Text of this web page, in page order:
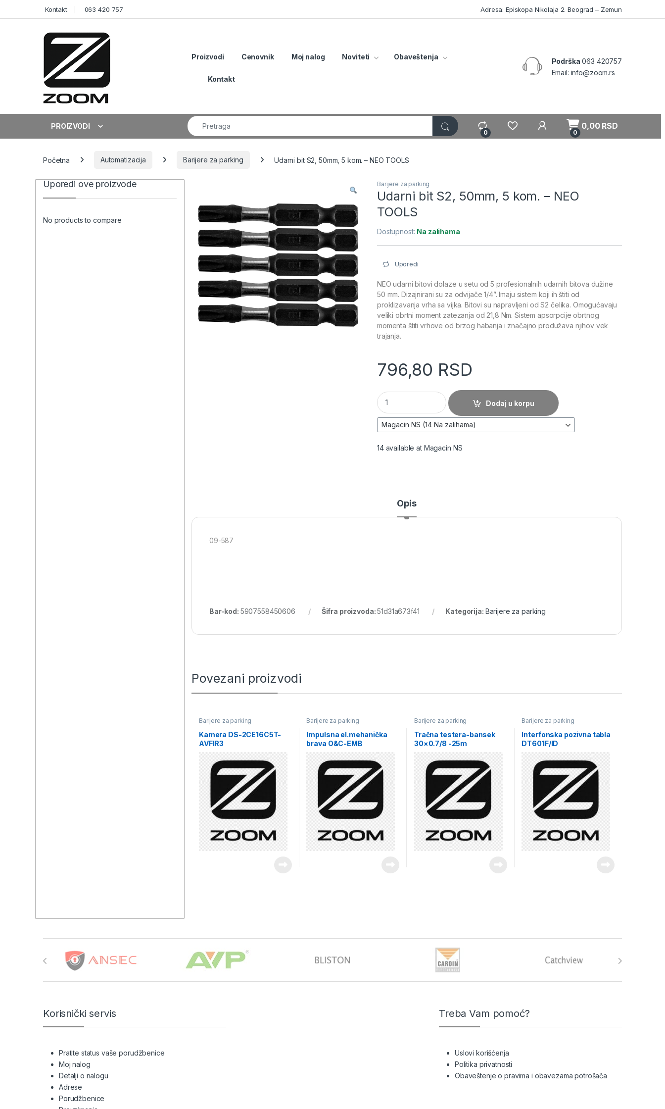
Kontakt 063 420 757 Adresa: Episkopa Nikolaja 2. Beograd – Zemun
Proizvodi Cenovnik Moj nalog Noviteti Obaveštenja
Kontakt
Podrška 063 420757
Email: info@zoom.rs
PROIZVODI
Search for:
0
My Account
0
0,00RSD
Početna Automatizacija Barijere za parking Udarni bit S2, 50mm, 5 kom. – NEO TOOLS
Barijere za parking
Udarni bit S2, 50mm, 5 kom. – NEO
TOOLS
Dostupnost: Na zalihama
Uporedi
NEO udarni bitovi dolaze u setu od 5 profesionalnih udarnih bitova dužine
50 mm. Dizajnirani su za odvijače 1/4”. Imaju sistem koji ih štiti od
proklizavanja vrha sa vijka. Bitovi su napravljeni od S2 čelika. Omogućavaju
veliki obrtni moment zatezanja od 21,8 Nm. Sistem apsorpcije obrtnog
momenta štiti vrhove od brzog habanja i značajno produžava njihov vek
trajanja.
796,80 RSD
Udarni bit S2, 50mm, 5 kom. - NEO TOOLS količina
Dodaj u korpu
14 available at Magacin NS
Opis
09-587
Bar-kod: 5907558450606 Šifra proizvoda:51d31a673f41 Kategorija: Barijere za parking
Povezani proizvodi
Barijere za parking
Kamera DS-2CE16C5T-
AVFIR3
Barijere za parking
Impulsna el.mehanička
brava O&C-EMB
Barijere za parking
Tračna testera-bansek
30×0.7/8 -25m
Barijere za parking
Interfonska pozivna tabla
DT601F/ID
Uporedi ove proizvode
No products to compare
Brands Carousel
Korisnički servis
Pratite status vaše porudžbenice
Moj nalog
Detalji o nalogu
Adrese
Porudžbenice
Treba Vam pomoć?
Uslovi korišćenja
Politika privatnosti
Obaveštenje o pravima i obavezama potrošača